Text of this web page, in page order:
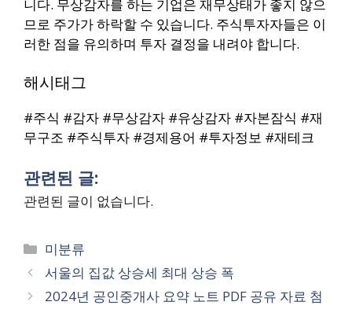
니다. 무상감자를 하는 기업은 재무상태가 좋지 않으
므로 주가가 하락할 수 있습니다. 주식투자자들은 이
러한 점을 유의하며 투자 결정을 내려야 합니다.
해시태그
#주식 #감자 #무상감자 #유상감자 #자본잠식 #재
무구조 #주식투자 #경제용어 #투자정보 #재테크
관련된 글:
관련된 글이 없습니다.
Categories
미분류
서울의 집값 상승세 최대 상승 폭
2024년 공인중개사 요약 노트 PDF 공유 자료 첨